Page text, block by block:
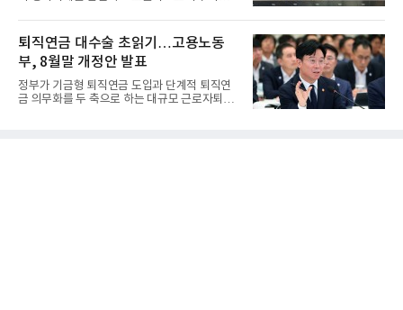
퇴직연금 대수술 초읽기…고용노동
부, 8월말 개정안 발표
정부가 기금형 퇴직연금 도입과 단계적 퇴직연
금 의무화를 두 축으로 하는 대규모 근로자퇴직